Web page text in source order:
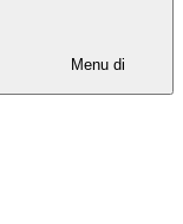
Menu di